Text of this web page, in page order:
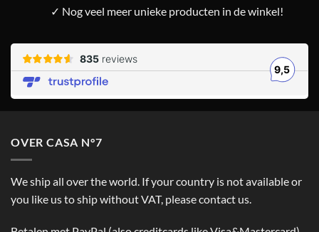
✓ Nog veel meer unieke producten in de winkel!
OVER CASA N°7
We ship all over the world. If your country is not available or
you like us to ship without VAT, please contact us.